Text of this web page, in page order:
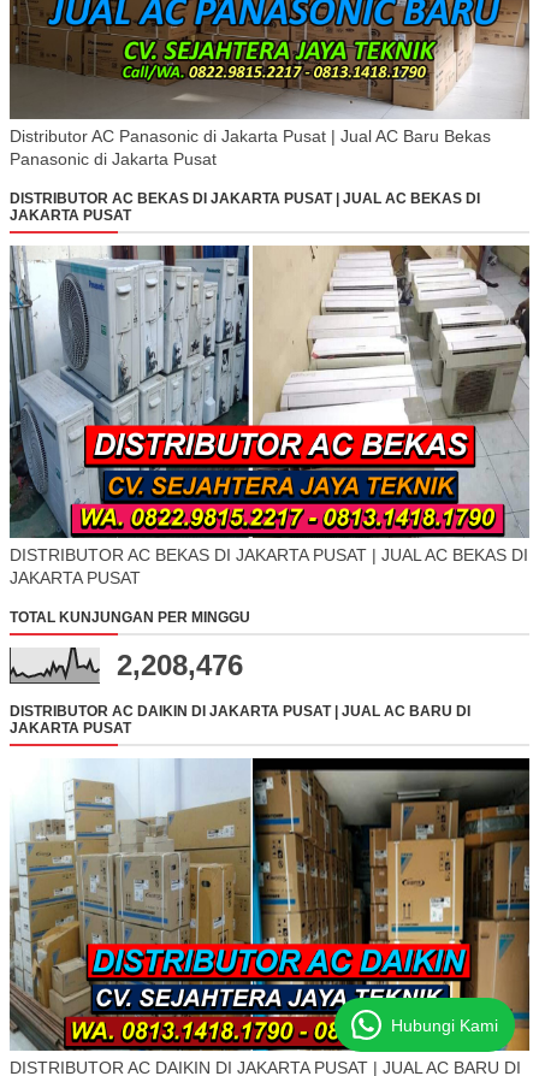
Distributor AC Panasonic di Jakarta Pusat | Jual AC Baru Bekas
Panasonic di Jakarta Pusat
DISTRIBUTOR AC BEKAS DI JAKARTA PUSAT | JUAL AC BEKAS DI
JAKARTA PUSAT
DISTRIBUTOR AC BEKAS DI JAKARTA PUSAT | JUAL AC BEKAS DI
JAKARTA PUSAT
TOTAL KUNJUNGAN PER MINGGU
2,208,476
DISTRIBUTOR AC DAIKIN DI JAKARTA PUSAT | JUAL AC BARU DI
JAKARTA PUSAT
DISTRIBUTOR AC DAIKIN DI JAKARTA PUSAT | JUAL AC BARU DI
Hubungi Kami